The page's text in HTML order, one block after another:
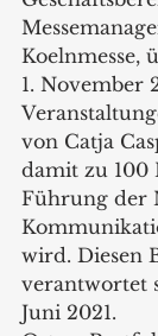
Koelnmesse,
1. November
von Catja
damit zu 100
Führung der
wird. Diesen
verantwortet
Juni 2021.